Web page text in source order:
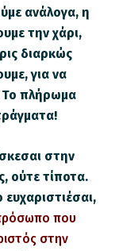
ανάλογα, η
την χάρι,
διαρκώς
για να
Το πλήρωμα
στην
ούτε τίποτα.
που
στην